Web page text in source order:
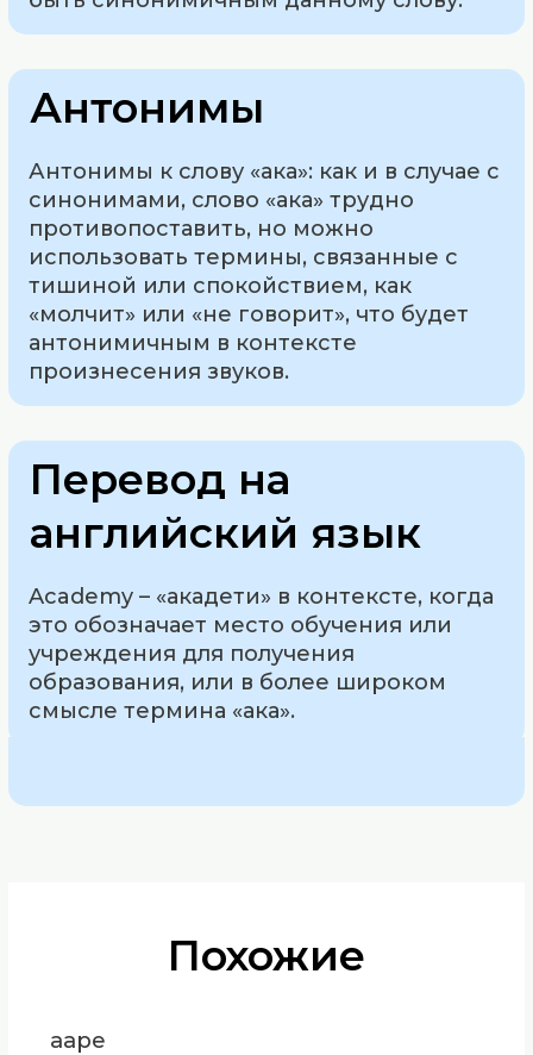
Антонимы
Антонимы к слову «ака»: как и в случае с
синонимами, слово «ака» трудно
противопоставить, но можно
использовать термины, связанные с
тишиной или спокойствием, как
«молчит» или «не говорит», что будет
антонимичным в контексте
произнесения звуков.
Перевод на
английский язык
Academy – «акадети» в контексте, когда
это обозначает место обучения или
учреждения для получения
образования, или в более широком
смысле термина «ака».
Похожие
ааре